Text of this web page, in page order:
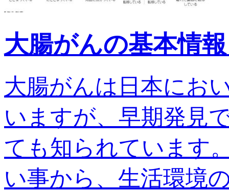
大腸がんの基本情
大腸がんは日本にお
いますが、早期発見
ても知られています
い事から、生活環境